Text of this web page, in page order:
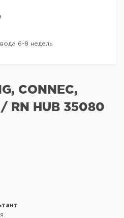
6-8 недель
CONNEC,
/ RN HUB 35080